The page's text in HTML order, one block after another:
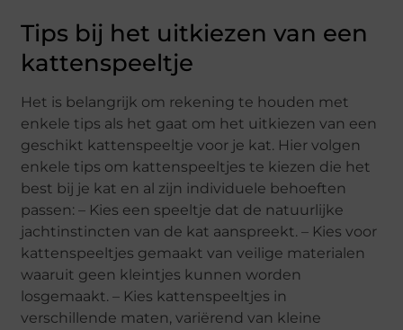
Tips bij het uitkiezen van een
kattenspeeltje
Het is belangrijk om rekening te houden met
enkele tips als het gaat om het uitkiezen van een
geschikt kattenspeeltje voor je kat. Hier volgen
enkele tips om kattenspeeltjes te kiezen die het
best bij je kat en al zijn individuele behoeften
passen: – Kies een speeltje dat de natuurlijke
jachtinstincten van de kat aanspreekt. – Kies voor
kattenspeeltjes gemaakt van veilige materialen
waaruit geen kleintjes kunnen worden
losgemaakt. – Kies kattenspeeltjes in
verschillende maten, variërend van kleine